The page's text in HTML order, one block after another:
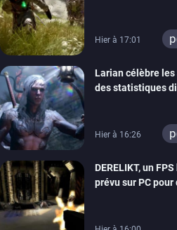
Hier à 17:01
Larian célèbre les
des statistiques
Hier à 16:26
DERELIKT, un
prévu sur PC